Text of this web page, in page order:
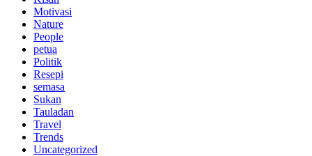
Motivasi
Nature
People
petua
Politik
Resepi
semasa
Sukan
Tauladan
Travel
Trends
Uncategorized